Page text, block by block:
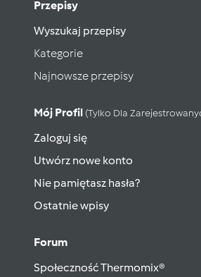
Przepisy
Wyszukaj przepisy
Kategorie
Najnowsze przepisy
Mój Profil (tylko Dla
Zaloguj się
Utwórz nowe konto
Nie pamiętasz hasła?
Ostatnie wpisy
Forum
Społeczność Thermomix®